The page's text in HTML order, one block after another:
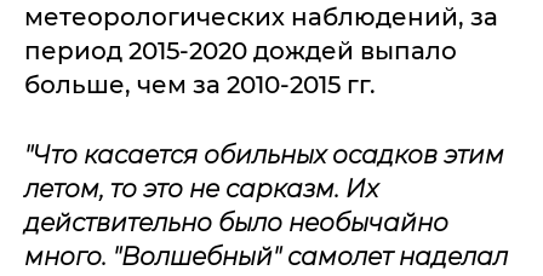
метеорологических наблюдений, за
период 2015-2020 дождей выпало
больше, чем за 2010-2015 гг.
"Что касается обильных осадков этим
летом, то это не сарказм. Их
действительно было необычайно
много. "Волшебный" самолет наделал